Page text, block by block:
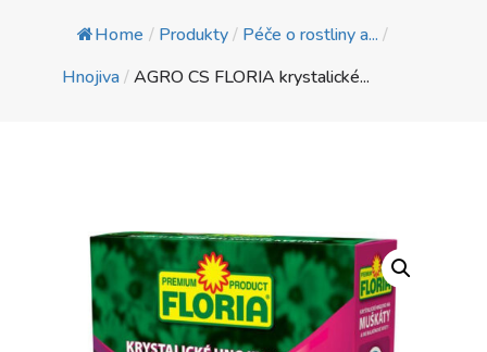
Home / Produkty/ Péče o rostliny a... /
Hnojiva/AGRO CS FLORIA krystalické...